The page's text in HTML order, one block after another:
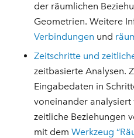
der räumlichen
Geometrien. Weitere
Verbindungen und
Zeitschritte und
zeitbasierte Analysen.
Eingabedaten in
voneinander
zeitliche Beziehungen
mit demWerkzeug